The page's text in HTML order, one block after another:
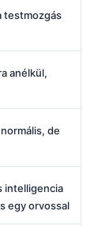
testmozgás
anélkül,
de
intelligencia
egy orvossal